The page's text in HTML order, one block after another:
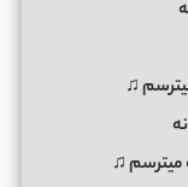
♫
میترسم ♫